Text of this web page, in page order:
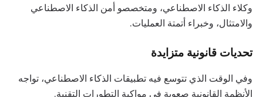
وكلاء الذكاء الاصطناعي، ومتخصصو أمن الذكاء الاصطناعي
والامتثال، وخبراء أتمتة العمليات.
تحديات قانونية متزايدة
وفي الوقت الذي تتوسع فيه تطبيقات الذكاء الاصطناعي، تواجه
الأنظمة القانونية صعوبة في مواكبة التطورات التقنية.